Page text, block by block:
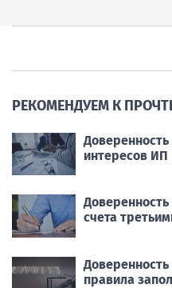
РЕКОМЕНДУЕМ К
интересов
счета
правила